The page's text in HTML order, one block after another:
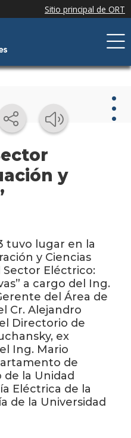
y
Blog
de la
tuvo lugar en la
y Ciencias
Sector Eléctrico:
a cargo del Ing.
del Área de
Cr. Alejandro
Directorio de
ex
Ing. Mario
de
la Unidad
Eléctrica de la
de la Universidad